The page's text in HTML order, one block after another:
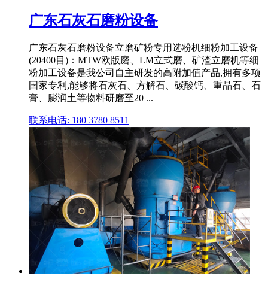
广东石灰石磨粉设备
广东石灰石磨粉设备立磨矿粉专用选粉机细粉加工设备
(20400目)：MTW欧版磨、LM立式磨、矿渣立磨机等细
粉加工设备是我公司自主研发的高附加值产品,拥有多项
国家专利,能够将石灰石、方解石、碳酸钙、重晶石、石
膏、膨润土等物料研磨至20 ...
联系电话: 180 3780 8511